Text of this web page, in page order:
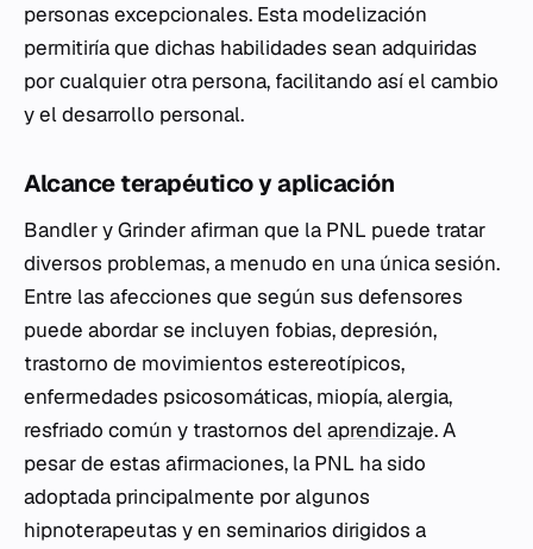
personas excepcionales. Esta modelización
permitiría que dichas habilidades sean adquiridas
por cualquier otra persona, facilitando así el cambio
y el desarrollo personal.
Alcance terapéutico y aplicación
Bandler y Grinder afirman que la PNL puede tratar
diversos problemas, a menudo en una única sesión.
Entre las afecciones que según sus defensores
puede abordar se incluyen fobias, depresión,
trastorno de movimientos estereotípicos,
enfermedades psicosomáticas, miopía, alergia,
resfriado común y trastornos delaprendizaje. A
pesar de estas afirmaciones, la PNL ha sido
adoptada principalmente por algunos
hipnoterapeutas y en seminarios dirigidos a